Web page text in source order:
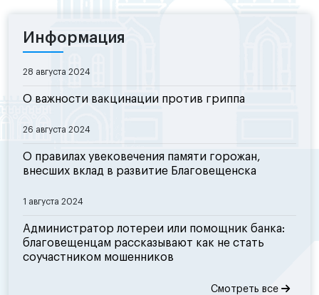
Информация
28 августа 2024
О важности вакцинации против гриппа
26 августа 2024
О правилах увековечения памяти горожан,
внесших вклад в развитие Благовещенска
1 августа 2024
Администратор лотереи или помощник банка:
благовещенцам рассказывают как не стать
соучастником мошенников
Смотреть все